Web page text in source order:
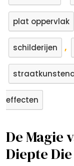
plat oppervlak
schilderijen ,
effecten
De Magie
Diepte